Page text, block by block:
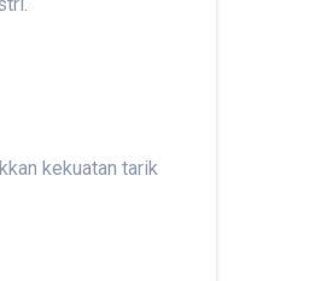
kekuatan tarik